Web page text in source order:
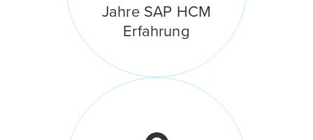
Jahre SAP HCM
Erfahrung